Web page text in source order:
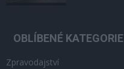
OBLÍBENÉ KATEGORIE
Zpravodajství